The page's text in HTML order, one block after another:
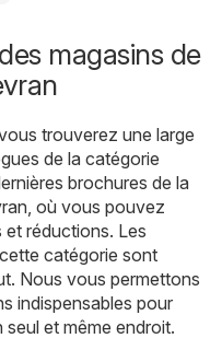
magasins de
trouverez une large
de la catégorie
brochures de la
où vous pouvez
réductions. Les
catégorie sont
Nous vous permettons
indispensables pour
et même endroit.